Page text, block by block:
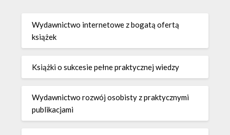
Wydawnictwo internetowe z bogatą ofertą
książek
Książki o sukcesie pełne praktycznej wiedzy
Wydawnictwo rozwój osobisty z praktycznymi
publikacjami